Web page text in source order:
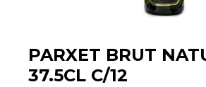
PARXET BRUT
37.5CL C/12